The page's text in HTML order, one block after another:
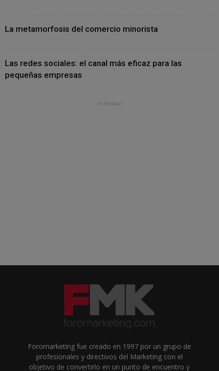
La metamorfosis del comercio minorista
Las redes sociales: el canal más eficaz para las
pequeñas empresas
- Publicidad -
Foromarketing fue creado en 1997 por un grupo de
profesionales y directivos del Marketing con el
objetivo de convertirlo en un punto de encuentro y